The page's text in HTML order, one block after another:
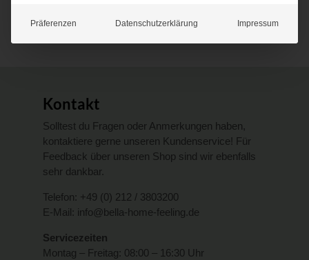
in unserer Datenschutzerklärung.
Kontakt
Solltest du Fragen oder Anmerkungen haben,
kontaktiere gerne unseren Kundenservice! Für
Feedback über unseren Shop sind wir ebenfalls
sehr dankbar.
Telefon: +49 (0) 212 / 3803200
E-Mail: info@bella-home-feeling.de
Servicezeiten
Montag – Freitag: 08:00 – 16:30 Uhr
Präferenzen Datenschutzerklärung Impressum